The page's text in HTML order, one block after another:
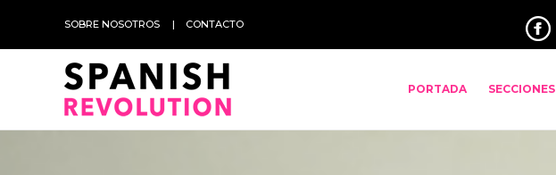
SOBRE NOSOTROS CONTACTO
PORTADA SECCIONES